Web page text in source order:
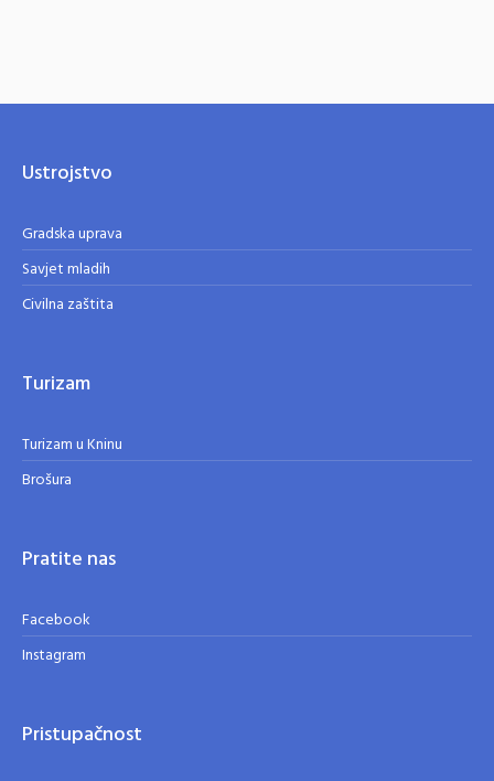
Ustrojstvo
Gradska uprava
Savjet mladih
Civilna zaštita
Turizam
Turizam u Kninu
Brošura
Pratite nas
Facebook
Instagram
Pristupačnost